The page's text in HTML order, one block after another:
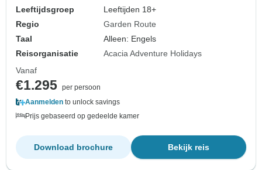
Leeftijdsgroep
Leeftijden 18+
Regio
Garden Route
Taal
Alleen: Engels
Reisorganisatie
Acacia Adventure Holidays
Vanaf
€1.295 per persoon
Aanmelden to unlock savings
Prijs gebaseerd op gedeelde kamer
Bekijk reis
Download brochure